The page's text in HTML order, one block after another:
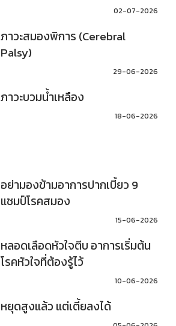
02-07-2026
ภาวะสมองพิการ (Cerebral
Palsy)
29-06-2026
ภาวะบวมน้ำเหลือง
18-06-2026
อย่ามองข้ามอาการปากเบี้ยว 9
แชมป์โรคสมอง
15-06-2026
หลอดเลือดหัวใจตีบ อาการเริ่มต้น
โรคหัวใจที่ต้องรู้ไว้
10-06-2026
หยุดสูงแล้ว แต่เตี้ยลงได้